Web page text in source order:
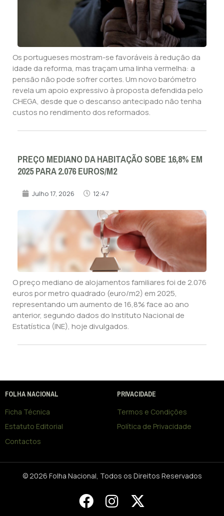
Os portugueses mostram-se favoráveis à redução da
idade da reforma, mas traçam uma linha vermelha: a
pensão não pode sofrer cortes. Um novo barómetro
revela um apoio expressivo à proposta defendida pelo
CHEGA, desde que o descanso antecipado não tenha
custos no rendimento dos reformados.
PREÇO MEDIANO DA HABITAÇÃO SOBE 16,8% EM
2025 PARA 2.076 EUROS/M2
Julho 17, 2026 12:47
O preço mediano de alojamentos familiares foi de 2.076
euros por metro quadrado (euro/m2) em 2025,
representando um aumento de 16,8% face ao ano
anterior, segundo dados do Instituto Nacional de
Estatística (INE), hoje divulgados.
FOLHA NACIONAL
Ficha Técnica
Estatuto Editorial
Contactos
PRIVACIDADE
Termos e Condições
Política de Privacidade
© 2026 Folha Nacional, Todos os Direitos Reservados